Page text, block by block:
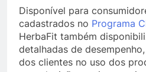
Disponível para
cadastrados no Programa
HerbaFit também
detalhadas de
dos clientes no uso dos